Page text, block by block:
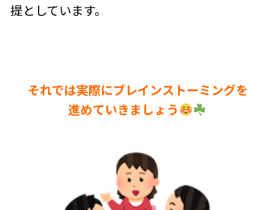
提としています。
それでは実際にブレインストーミングを
進めていきましょう